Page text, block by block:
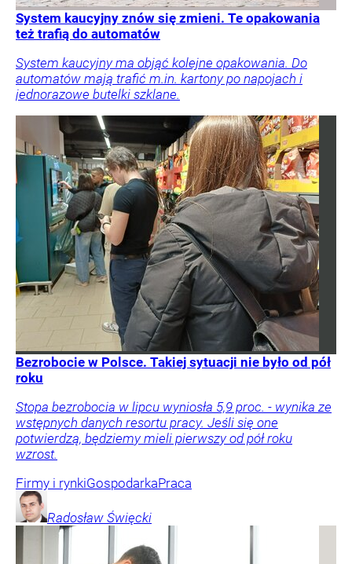
System kaucyjny znów się zmieni. Te opakowania
też trafią do automatów
System kaucyjny ma objąć kolejne opakowania. Do
automatów mają trafić m.in. kartony po napojach i
jednorazowe butelki szklane.
Bezrobocie w Polsce. Takiej sytuacji nie było od pół
roku
Stopa bezrobocia w lipcu wyniosła 5,9 proc. - wynika ze
wstępnych danych resortu pracy. Jeśli się one
potwierdzą, będziemy mieli pierwszy od pół roku
wzrost.
Firmy i rynkiGospodarkaPraca
Radosław Święcki